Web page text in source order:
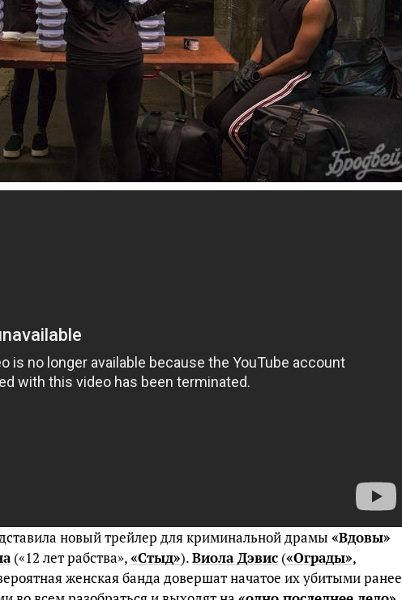
новый трейлер для криминальной драмы «Вдовы»
(«12 лет рабства»,«Стыд»).Виола Дэвис («Ограды»,
женская банда довершат начатое их убитыми ранее